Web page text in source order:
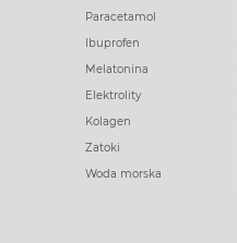
Paracetamol
Ibuprofen
Melatonina
Elektrolity
Kolagen
Zatoki
Woda morska